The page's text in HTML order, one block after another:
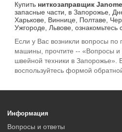
Купить ниткозаправщик Janome
запасные части, в Запорожье,
Харькове, Виннице, Полтаве,
Ужгороде, Львове, ознакомьтесь
Если у Вас возникли вопросы по
машины, прочтите -- «Вопросы и
швейной техники в Запорожье».
воспользуйтесь формой
Информация
Вопросы и ответы